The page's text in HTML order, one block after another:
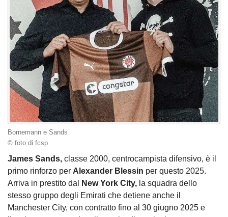
Bornemann e Sands
© foto di fcsp
James Sands, classe 2000, centrocampista difensivo, è il
primo rinforzo per Alexander Blessin per questo 2025.
Arriva in prestito dal
New York City, la squadra dello
stesso gruppo degli Emirati che detiene anche il
Manchester City, con contratto fino al 30 giugno 2025 e